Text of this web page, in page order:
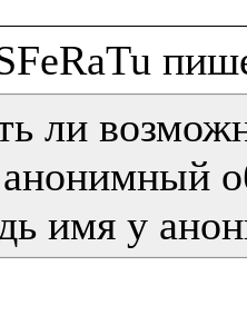
ли
имя у